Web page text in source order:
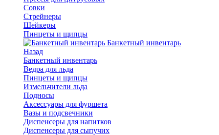
Совки
Стрейнеры
Шейкеры
Пинцеты и щипцы
Банкетный инвентарь
Назад
Банкетный инвентарь
Ведра для льда
Пинцеты и щипцы
Измельчители льда
Подносы
Аксессуары для фуршета
Вазы и подсвечники
Диспенсеры для напитков
Диспенсеры для сыпучих